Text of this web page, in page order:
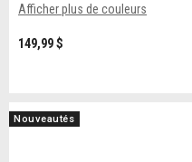
Afficher plus de couleurs
149,99 $
Nouveautés